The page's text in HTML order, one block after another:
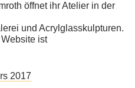
öffnet ihr Atelier in der
und Acrylglasskulpturen.
ist
2017